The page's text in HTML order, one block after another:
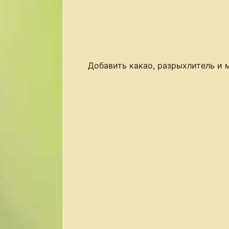
Добавить какао, разрыхлитель и